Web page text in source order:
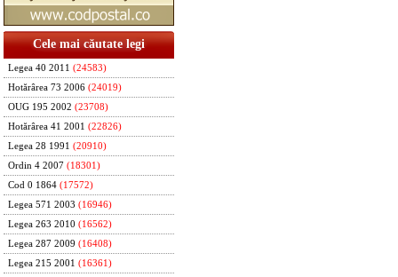
Cele mai căutate legi
Legea 40 2011 (24583)
Hotărârea 73 2006 (24019)
OUG 195 2002 (23708)
Hotărârea 41 2001 (22826)
Legea 28 1991 (20910)
Ordin 4 2007 (18301)
Cod 0 1864 (17572)
Legea 571 2003 (16946)
Legea 263 2010 (16562)
Legea 287 2009 (16408)
Legea 215 2001 (16361)